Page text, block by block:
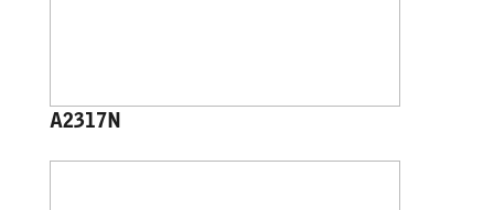
A2317N